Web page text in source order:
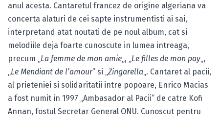
anul acesta. Cantaretul francez de origine algeriana va
concerta alaturi de cei sapte instrumentisti ai sai,
interpretand atat noutati de pe noul album, cat si
melodiile deja foarte cunoscute in lumea intreaga,
precum „ La femme de mon amie „, „ Le filles de mon pay „,
Le Mendiant de l’amour” si „ Zingarella „. Cantaret al pacii,
al prieteniei si solidaritatii intre popoare, Enrico Macias
a fost numit in 1997 „Ambasador al Pacii” de catre Kofi
Annan, fostul Secretar General ONU. Cunoscut pentru